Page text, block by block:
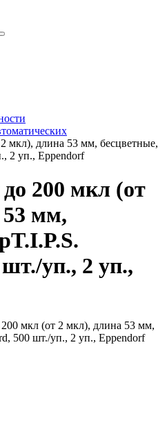
мкл), длина 53 мм, бесцветные,
2 уп., Eppendorf
200 мкл (от
мм,
уп., 2 уп.,